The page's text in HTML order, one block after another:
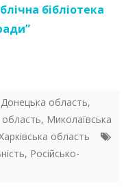
бібліотека
Донецька область,
область, Миколаївська
область
, Російсько-